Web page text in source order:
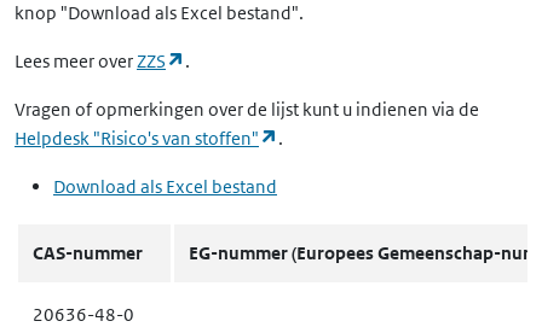
knop "Download als Excel bestand".
Lees meer overZZS (opent in een nieuw tabblad)
.
Vragen of opmerkingen over de lijst kunt u indienen via de
Helpdesk "Risico's van stoffen"
(opent in een nieuw tabblad)
.
Download als Excel bestand
CAS-nummer EG-nummer(Europees Gemeenschap-
20636-48-0